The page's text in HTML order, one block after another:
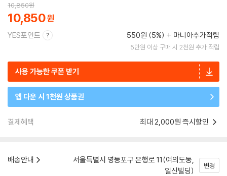
10,850원
10,850
YES포인트 550원 (5%) 마니아추가적립
5만원 이상 구매 시 2천원 추가 적립
사용 가능한 쿠폰 받기
앱 다운 시 1천원 상품권
결제혜택 최대 2,000원 즉시할인
배송안내
서울특별시 영등포구 은행로 11(여의도동,
일신빌딩)
변경